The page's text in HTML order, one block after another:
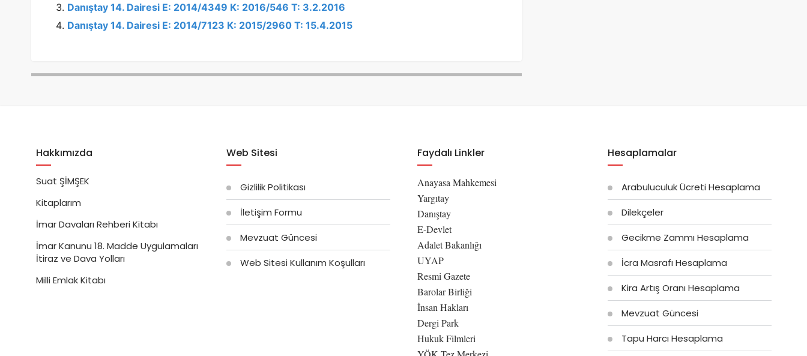
Danıştay 14. Dairesi E: 2014/4349 K: 2016/546 T: 3.2.2016
Danıştay 14. Dairesi E: 2014/7123 K: 2015/2960 T: 15.4.2015
Hakkımızda
Suat ŞİMŞEK
Kitaplarım
İmar Davaları Rehberi Kitabı
İmar Kanunu 18. Madde Uygulamaları
İtiraz ve Dava Yolları
Milli Emlak Kitabı
Web Sitesi
Gizlilik Politikası
İletişim Formu
Mevzuat Güncesi
Web Sitesi Kullanım Koşulları
Faydalı Linkler
Anayasa Mahkemesi
Yargıtay
Danıştay
E-Devlet
Adalet Bakanlığı
UYAP
Resmi Gazete
Barolar Birliği
İnsan Hakları
Dergi Park
Hukuk Filmleri
Hesaplamalar
Arabuluculuk Ücreti Hesaplama
Dilekçeler
Gecikme Zammı Hesaplama
İcra Masrafı Hesaplama
Kira Artış Oranı Hesaplama
Mevzuat Güncesi
Tapu Harcı Hesaplama